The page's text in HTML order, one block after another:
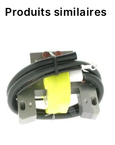
Produits similaires